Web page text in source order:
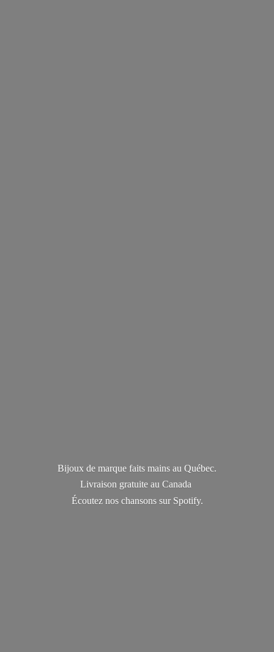
Bijoux de marque faits mains au Québec.
Livraison gratuite au Canada
Écoutez nos chansons sur Spotify.